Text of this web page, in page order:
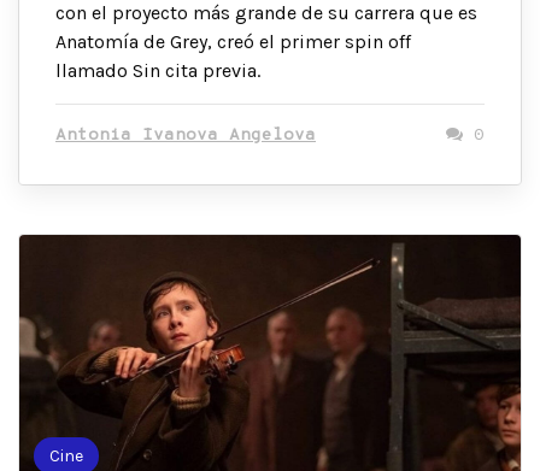
con el proyecto más grande de su carrera que es
Anatomía de Grey, creó el primer spin off
llamado Sin cita previa.
Antonia Ivanova Angelova 0
Cine